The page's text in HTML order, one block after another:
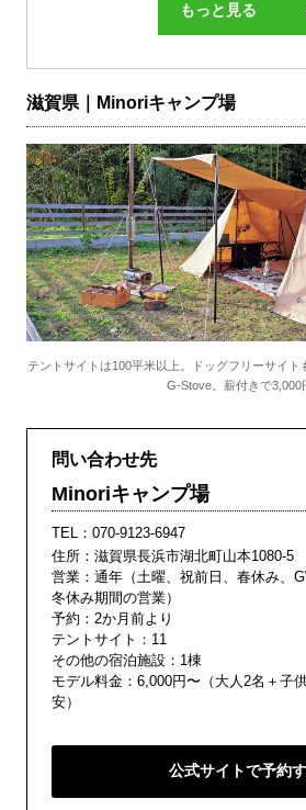
もっと見る
滋賀県｜Minoriキャンプ場
テントサイトは100平米以上。ドッグフリーサイト
G-Stove。薪付きで3,000
問い合わせ先
Minoriキャンプ場
TEL： 070-9123-6947
住所：滋賀県長浜市湖北町山本1080-5
営業：通年（土曜、祝前日、春休み、
冬休み期間の営業）
予約：2か月前より
テントサイト：11
その他の宿泊施設：1棟
モデル料金：6,000円〜（大人2名＋子
安）
公式サイトで予約